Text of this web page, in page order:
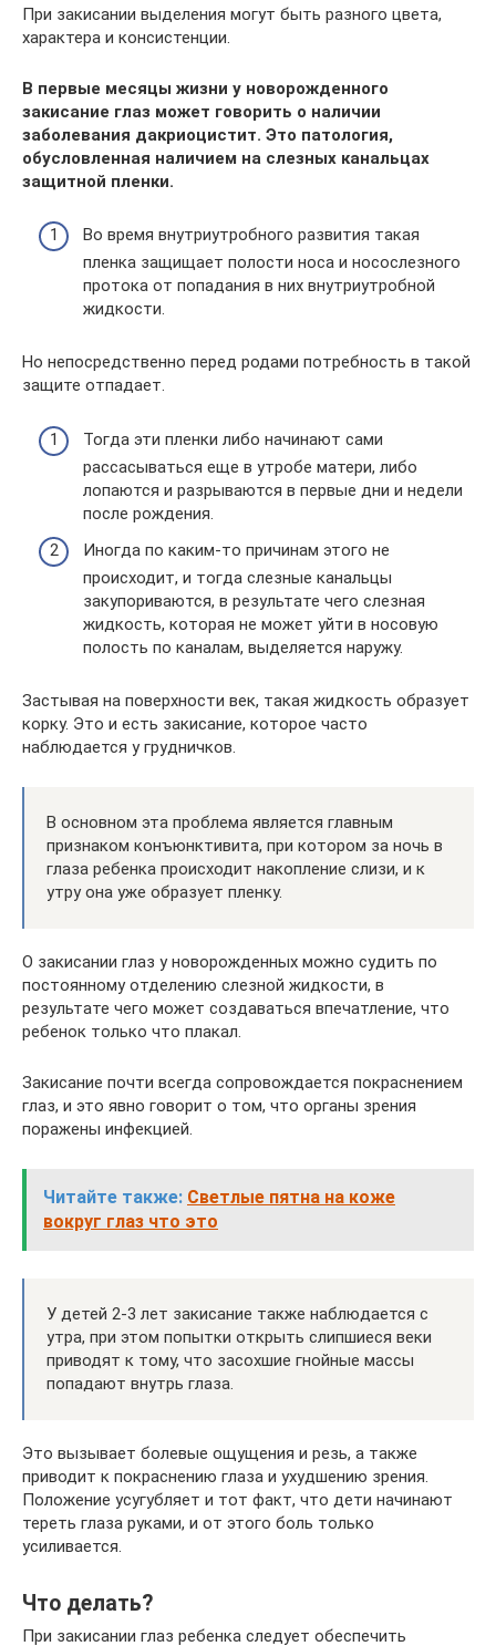
При закисании выделения могут быть разного цвета,
характера и консистенции.
В первые месяцы жизни у новорожденного
закисание глаз может говорить о наличии
заболевания дакриоцистит. Это патология,
обусловленная наличием на слезных канальцах
защитной пленки.
Во время внутриутробного развития такая
пленка защищает полости носа и носослезного
протока от попадания в них внутриутробной
жидкости.
Но непосредственно перед родами потребность в такой
защите отпадает.
Тогда эти пленки либо начинают сами
рассасываться еще в утробе матери, либо
лопаются и разрываются в первые дни и недели
после рождения.
Иногда по каким-то причинам этого не
происходит, и тогда слезные канальцы
закупориваются, в результате чего слезная
жидкость, которая не может уйти в носовую
полость по каналам, выделяется наружу.
Застывая на поверхности век, такая жидкость образует
корку. Это и есть закисание, которое часто
наблюдается у грудничков.
В основном эта проблема является главным
признаком конъюнктивита, при котором за ночь в
глаза ребенка происходит накопление слизи, и к
утру она уже образует пленку.
О закисании глаз у новорожденных можно судить по
постоянному отделению слезной жидкости, в
результате чего может создаваться впечатление, что
ребенок только что плакал.
Закисание почти всегда сопровождается покраснением
глаз, и это явно говорит о том, что органы зрения
поражены инфекцией.
Читайте также: Светлые пятна на коже
вокруг глаз что это
У детей 2-3 лет закисание также наблюдается с
утра, при этом попытки открыть слипшиеся веки
приводят к тому, что засохшие гнойные массы
попадают внутрь глаза.
Это вызывает болевые ощущения и резь, а также
приводит к покраснению глаза и ухудшению зрения.
Положение усугубляет и тот факт, что дети начинают
тереть глаза руками, и от этого боль только
усиливается.
Что делать?
При закисании глаз ребенка следует обеспечить